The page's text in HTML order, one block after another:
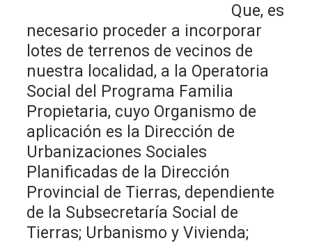
Que, es
necesario proceder a incorporar
lotes de terrenos de vecinos de
nuestra localidad, a la Operatoria
Social del Programa Familia
Propietaria, cuyo Organismo de
aplicación es la Dirección de
Urbanizaciones Sociales
Planificadas de la Dirección
Provincial de Tierras, dependiente
de la Subsecretaría Social de
Tierras; Urbanismo y Vivienda;